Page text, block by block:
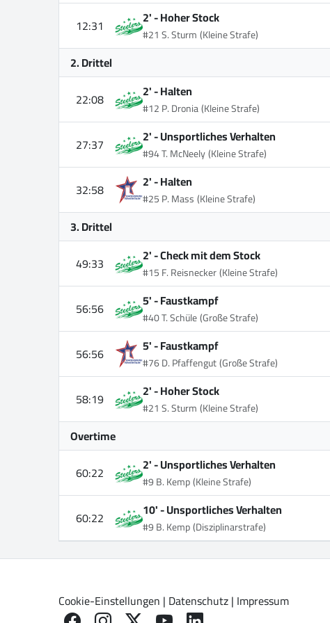
12:31 2' -Hoher Stock
#21 S. Sturm(Kleine Strafe)
2. Drittel
22:08
2' -Halten
#12 P. Dronia(Kleine Strafe)
27:37 2' -Unsportliches Verhalten
#94 T. McNeely(Kleine Strafe)
32:58 2' -Halten
#25 P. Mass(Kleine Strafe)
3. Drittel
49:33
2' -Check mit dem Stock
#15 F. Reisnecker(Kleine Strafe)
56:56 5' -Faustkampf
#40 T. Schüle(Große Strafe)
56:56 5' -Faustkampf
#76 D. Pfaffengut(Große Strafe)
58:19 2' -Hoher Stock
#21 S. Sturm(Kleine Strafe)
Overtime
60:22
2' -Unsportliches Verhalten
#9 B. Kemp(Kleine Strafe)
60:22 10' -Unsportliches Verhalten
#9 B. Kemp(Disziplinarstrafe)
Cookie-Einstellungen | Datenschutz| Impressum